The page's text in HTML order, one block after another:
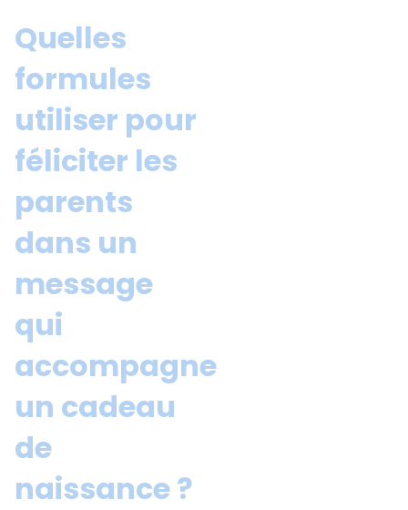
Quelles
formules
utiliser pour
féliciter les
parents
dans un
message
qui
accompagne
un cadeau
de
naissance ?